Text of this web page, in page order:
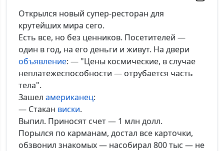
*Максимальное кол-во символов - 500. Ручная модерация.
Открылся новый супер-ресторан для
крутейших мира сего.
Есть все, но без ценников. Посетителей —
один в год, на его деньги и живут. На двери
объявление: — "Цены космические, в случае
неплатежеспособности — отрубается часть
тела".
Зашел американец:
— Стакан виски.
Выпил. Приносят счет — 1 млн долл.
Порылся по карманам, достал все карточки,
обзвонил знакомых — насобирал 800 тыс — не